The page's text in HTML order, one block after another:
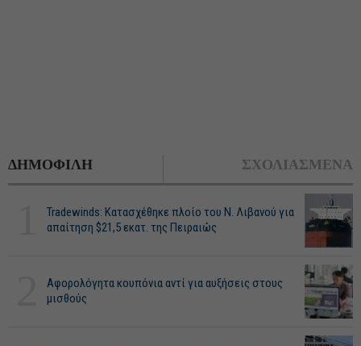
ΔΗΜΟΦΙΛΗ ΣΧΟΛΙΑΣΜΕΝΑ
Tradewinds: Κατασχέθηκε πλοίο του Ν. Λιβανού για
απαίτηση $21,5 εκατ. της Πειραιώς
Αφορολόγητα κουπόνια αντί για αυξήσεις στους
μισθούς